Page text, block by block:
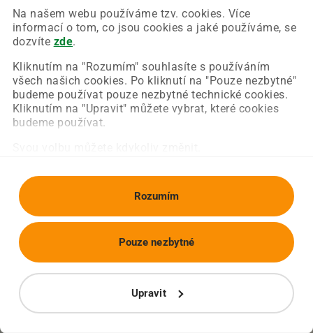
Na našem webu používáme tzv. cookies. Více
informací o tom, co jsou cookies a jaké používáme, se
dozvíte zde.
Kliknutím na "Rozumím" souhlasíte s používáním
všech našich cookies. Po kliknutí na "Pouze nezbytné"
budeme používat pouze nezbytné technické cookies.
Kliknutím na "Upravit" můžete vybrat, které cookies
budeme používat.
Rozumím
Upravit
Pouze nezbytné
Chyba nastala na naší straně a už ji opravujeme.
Zkuste prosím znovu načíst požadovanou stránku.
Obnovit stránku Úvodní strana